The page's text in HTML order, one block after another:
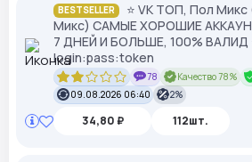
BESTSELLER
⭐ VK ТОП, Пол
Микс) САМЫЕ ХОРОШИЕ
7 ДНЕЙ И БОЛЬШЕ, 100% ВАЛИД
login:pass:token
78
Качество 78%
09.08.2026 06:40
2%
34,80 ₽ 112шт.